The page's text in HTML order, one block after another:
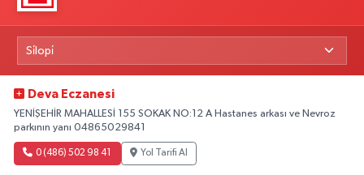
Deva Eczanesi
YENİŞEHİR MAHALLESİ 155 SOKAK NO:12 A Hastanes arkası ve Nevroz
parkının yanı 04865029841
0 (486) 502 98 41 Yol Tarifi Al